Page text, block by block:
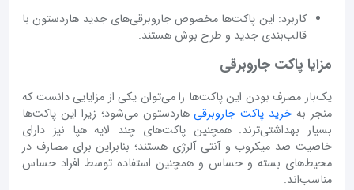
کاربرد: این پاکت‌ها مخصوص جاروبرقی‌های جدید هاردستون با
قالب‌بندی جدید و طرح بوش هستند.
مزایا پاکت جاروبرقی
یک‌بار مصرف بودن این پاکت‌ها را می‌توان یکی از مزایایی دانست که
منجر به خرید پاکت جاروبرقیهاردستون می‌شود؛ زیرا این پاکت‌ها
بسیار بهداشتی‌ترند. همچنین پاکت‌های چند لایه هپا نیز دارای
خاصیت ضد میکروب و آنتی آلرژی هستند؛ بنابراین برای مصارف در
محیط‌های بسته و حساس و همچنین استفاده توسط افراد حساس
مناسب‌اند.